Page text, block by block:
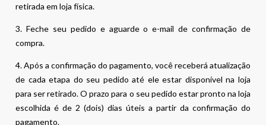
retirada em loja física.
3. Feche seu pedido e aguarde o e-mail de confirmação de
compra.
4. Após a confirmação do pagamento, você receberá atualização
de cada etapa do seu pedido até ele estar disponível na loja
para ser retirado. O prazo para o seu pedido estar pronto na loja
escolhida é de 2 (dois) dias úteis a partir da confirmação do
pagamento.